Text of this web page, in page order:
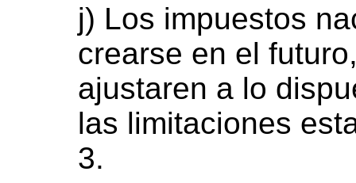
j) Los impuestos
crearse en el
ajustaren a lo
las limitaciones
3.